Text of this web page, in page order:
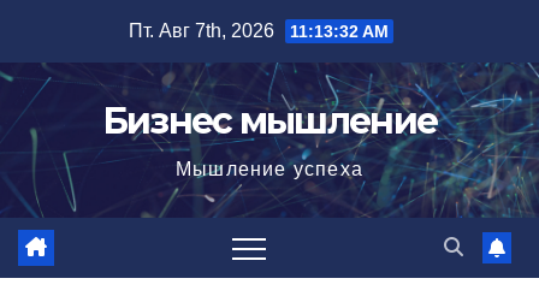
содержимому
Пт. Авг 7th, 2026 11:13:33 AM
Бизнес мышление
Мышление успеха